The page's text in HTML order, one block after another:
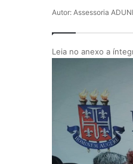
Autor: Assessoria
Leia no anexo a